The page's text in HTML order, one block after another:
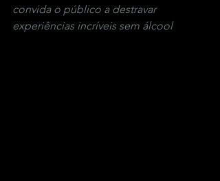
convida o público a destravar
experiências incríveis sem álcool